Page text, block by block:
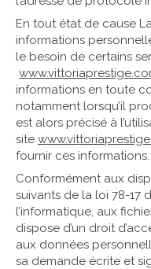
En tout état de cause
informations
le besoin de certains
informations en toute
notamment lorsqu’il
est alors précisé à
site
fournir ces informations.
Conformément aux
suivants de la loi 78-17
l’informatique, aux
dispose d’un droit
aux données
sa demande écrite et